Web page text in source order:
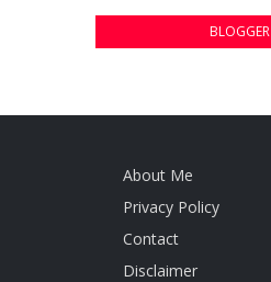
BLOGGER
About Me
Privacy Policy
Contact
Disclaimer